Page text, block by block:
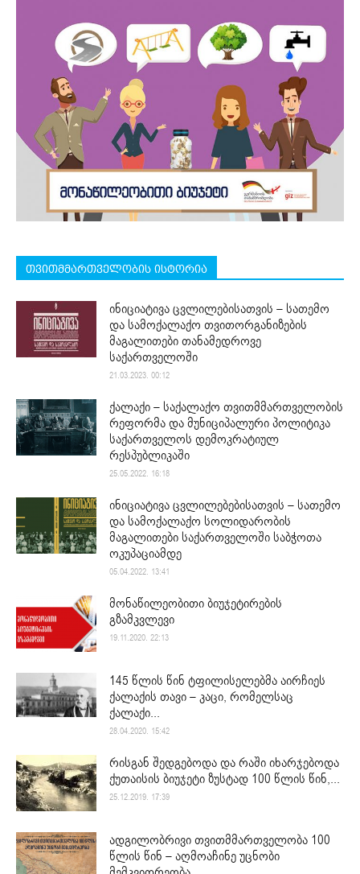
თვითმმართველობის ისტორია
ინიციატივა ცვლილებისათვის – სათემო
და სამოქალაქო თვითორგანიზების
მაგალითები თანამედროვე
საქართველოში
21.03.2023. 00:12
ქალაქი – საქალაქო თვითმმართველობის
რეფორმა და მუნიციპალური პოლიტიკა
საქართველოს დემოკრატიულ
რესპუბლიკაში
25.05.2022. 16:18
ინიციატივა ცვლილებებისათვის – სათემო
და სამოქალაქო სოლიდარობის
მაგალითები საქართველოში საბჭოთა
ოკუპაციამდე
05.04.2022. 13:41
მონაწილეობითი ბიუჯეტირების
გზამკვლევი
19.11.2020. 22:13
145 წლის წინ ტფილისელებმა აირჩიეს
ქალაქის თავი – კაცი, რომელსაც
ქალაქი...
28.04.2020. 15:42
რისგან შედგებოდა და რაში იხარჯებოდა
ქუთაისის ბიუჯეტი ზუსტად 100 წლის წინ,...
25.12.2019. 17:39
ადგილობრივი თვითმმართველობა 100
წლის წინ – აღმოაჩინე უცნობი